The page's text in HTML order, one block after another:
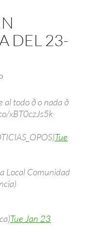
DEL 23-
ð o nada ð
xBT0czJs5k
Tue
Local Comunidad
Tue Jan 23